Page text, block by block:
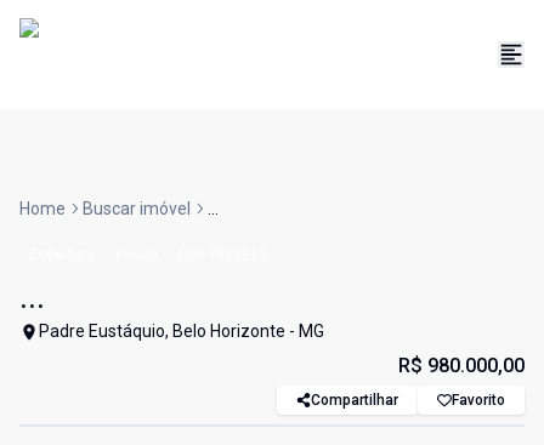
Home Buscar imóvel ...
...
Padre Eustáquio, Belo Horizonte - MG
R$ 980.000,00
Compartilhar Favorito